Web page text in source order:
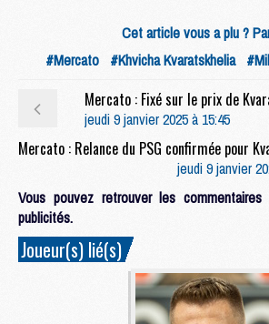
Cet article vous a plu ?
#Mercato #Khvicha Kvaratskhelia
jeudi 9 janvier 2025 à 15:45
jeudi 9 janvier
Vous pouvez retrouver les
publicités.
Joueur(s) lié(s)